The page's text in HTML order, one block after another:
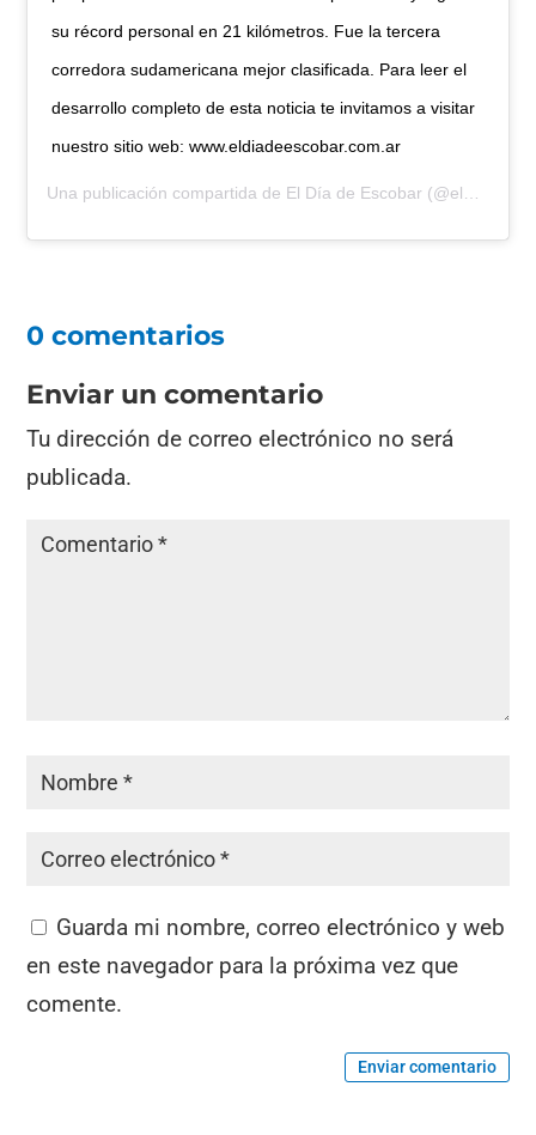
su récord personal en 21 kilómetros. Fue la tercera
corredora sudamericana mejor clasificada. Para leer el
desarrollo completo de esta noticia te invitamos a visitar
nuestro sitio web: www.eldiadeescobar.com.ar
Una publicación compartida de El Día de Escobar (@eldiadeescobar) el
0 comentarios
Enviar un comentario
Tu dirección de correo electrónico no será
publicada.
Guarda mi nombre, correo electrónico y web
en este navegador para la próxima vez que
comente.
Enviar comentario